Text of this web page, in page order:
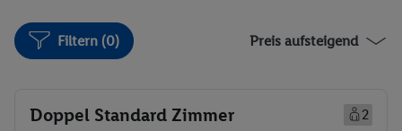
Filtern (0) Preis aufsteigend
Doppel Standard Zimmer
2